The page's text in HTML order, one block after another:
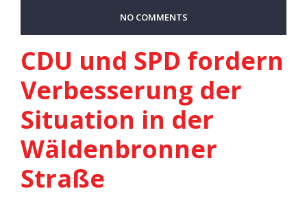
NO COMMENTS
CDU und SPD fordern
Verbesserung der
Situation in der
Wäldenbronner
Straße